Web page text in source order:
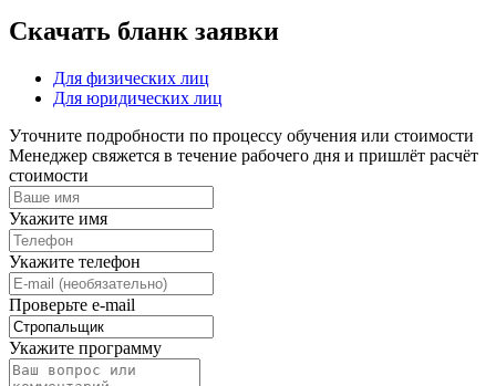
Скачать бланк заявки
Для физических лиц
Для юридических лиц
Уточните подробности по процессу обучения или стоимости
Менеджер свяжется в течение рабочего дня и пришлёт расчёт
стоимости
Укажите имя
Укажите телефон
Проверьте e-mail
Укажите программу